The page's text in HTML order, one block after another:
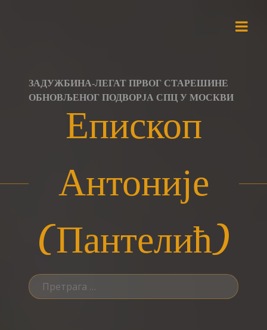
ЗАДУЖБИНА-ЛЕГАТ ПРВОГ СТАРЕШИНЕ
ОБНОВЉЕНОГ ПОДВОРЈА СПЦ У МОСКВИ
Епископ
Антоније
(Пантелић)
Претрага
за: